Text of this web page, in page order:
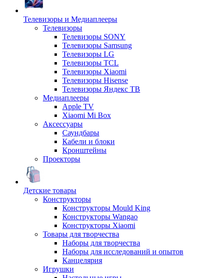
Телевизоры и Медиаплееры
Телевизоры
Телевизоры SONY
Телевизоры Samsung
Телевизоры LG
Телевизоры TCL
Телевизоры Xiaomi
Телевизоры Hisense
Телевизоры Яндекс ТВ
Медиаплееры
Apple TV
Xiaomi Mi Box
Аксессуары
Саундбары
Кабели и блоки
Кронштейны
Проекторы
Детские товары
Конструкторы
Конструкторы Mould King
Конструкторы Wangao
Конструкторы Xiaomi
Товары для творчества
Наборы для творчества
Наборы для исследований и опытов
Канцелярия
Игрушки